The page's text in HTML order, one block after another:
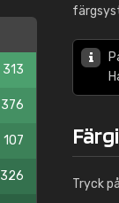
313
376
107
326
Tryck